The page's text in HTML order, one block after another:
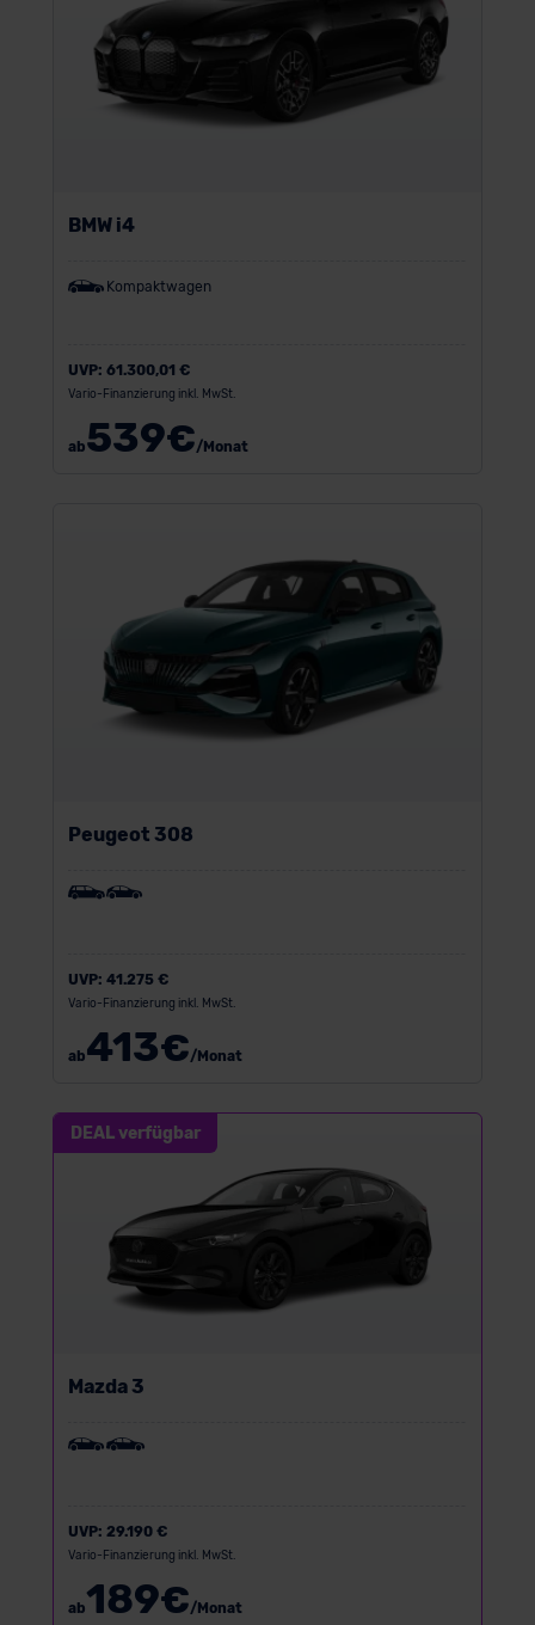
BMW i4
Kompaktwagen
UVP: 61.300,01 €
Vario-Finanzierung inkl. MwSt.
ab539€/Monat
Peugeot 308
UVP: 41.275 €
Vario-Finanzierung inkl. MwSt.
ab413€/Monat
DEAL verfügbar
Mazda 3
UVP: 29.190 €
Vario-Finanzierung inkl. MwSt.
ab189€/Monat